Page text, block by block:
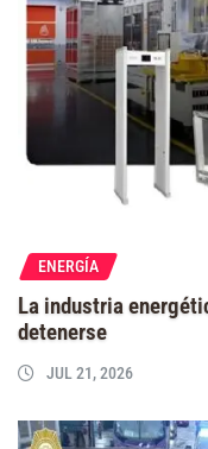
ENERGÍA
La industria
detenerse
JUL 21, 2026